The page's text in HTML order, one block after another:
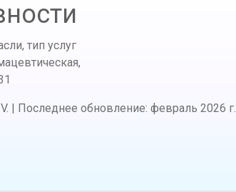
тип услуг
Последнее обновление: февраль 2026 г.